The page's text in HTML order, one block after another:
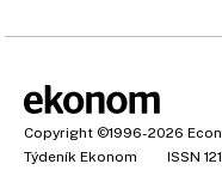
Copyright ©1996-2026
Týdeník Ekonom
ISSN